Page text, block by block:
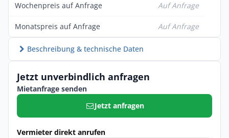
Wochenpreis auf Anfrage Auf Anfrage
Monatspreis auf Anfrage Auf Anfrage
Beschreibung & technische Daten
Jetzt unverbindlich anfragen
Mietanfrage senden
Jetzt anfragen
Vermieter direkt anrufen